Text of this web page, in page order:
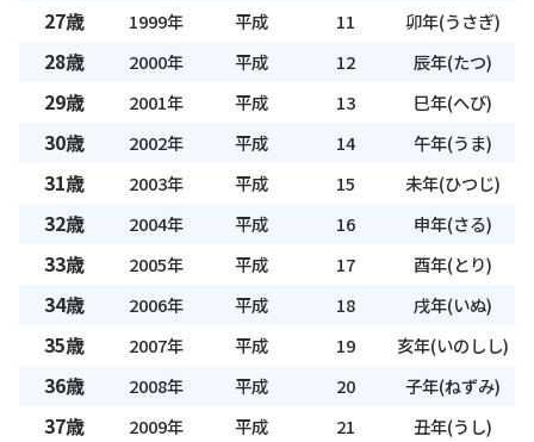
27歳 1999年 平成 11 卯年(うさぎ)
28歳 2000年 平成 12 辰年(たつ)
29歳 2001年 平成 13 巳年(へび)
30歳 2002年 平成 14 午年(うま)
31歳 2003年 平成 15 未年(ひつじ)
32歳 2004年 平成 16 申年(さる)
33歳 2005年 平成 17 酉年(とり)
34歳 2006年 平成 18 戌年(いぬ)
35歳 2007年 平成 19 亥年(いのしし)
36歳 2008年 平成 20 子年(ねずみ)
37歳 2009年 平成 21 丑年(うし)